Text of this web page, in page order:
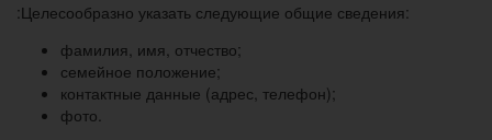
:Целесообразно указать следующие общие сведения:
фамилия, имя, отчество;
семейное положение;
контактные данные (адрес, телефон);
фото.